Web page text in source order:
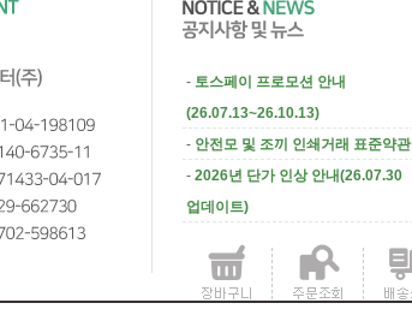
- 토스페이 프로모션 안내
(26.07.13~26.10.13)
- 안전모 및 조끼 인쇄거래 표준약관
- 2026년 단가 인상 안내(26.07.30
업데이트)